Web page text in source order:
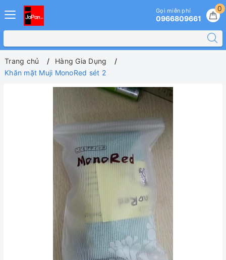
0
Gọi miễn phí
0966809661
Trang chủ
Hàng Gia Dụng
Khăn mặt Muji MonoRed sét 2